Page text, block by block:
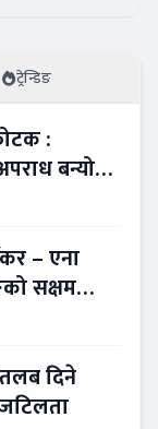
ट्रेन्डिङ
:
बन्यो
– एना
सक्षम
दिने